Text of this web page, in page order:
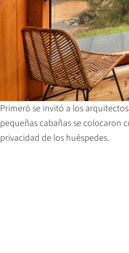
Primeró se invitó a los
pequeñas cabañas se colocaron
privacidad de los huéspedes.